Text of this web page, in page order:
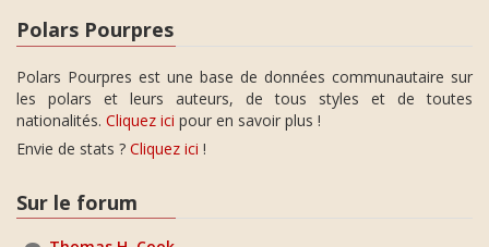
Polars Pourpres
Polars Pourpres est une base de données communautaire sur
les polars et leurs auteurs, de tous styles et de toutes
nationalités. Cliquez ici pour en savoir plus !
Envie de stats ? Cliquez ici !
Sur le forum